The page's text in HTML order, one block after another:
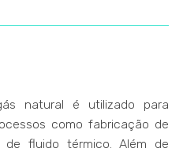
natural é utilizado para
como fabricação de
de fluido térmico. Além de